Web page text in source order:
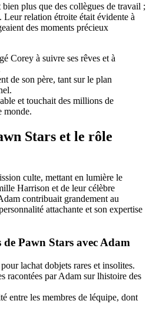
plus que des collègues de travail ;
relation étroite était évidente à
des moments précieux
Corey à suivre ses rêves et à
de son père, tant sur le plan
et touchait des millions de
monde.
Stars et le rôle
culte, mettant en lumière le
Harrison et de leur célèbre
contribuait grandement au
attachante et son expertise
Pawn Stars avec Adam
lachat dobjets rares et insolites.
racontées par Adam sur lhistoire des
entre les membres de léquipe, dont